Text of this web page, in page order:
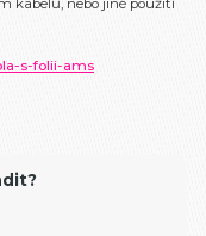
kabelů, nebo jiné použití
s-folii-ams